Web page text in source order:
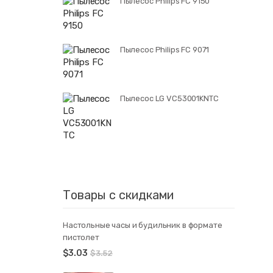
Пылесос Philips FC 9071
Пылесос LG VC53001KNTC
Товары с скидками
Настольные часы и будильник в формате
пистолет
$3.03 $3.52